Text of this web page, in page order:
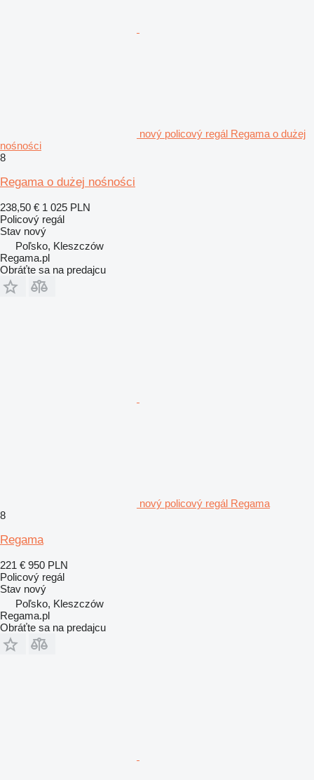
nový policový regál Regama o dużej
nośności
8
Regama o dużej nośności
238,50 € 1 025 PLN
Policový regál
Stav nový
Poľsko, Kleszczów
Regama.pl
Obráťte sa na predajcu
nový policový regál Regama
8
Regama
221 € 950 PLN
Policový regál
Stav nový
Poľsko, Kleszczów
Regama.pl
Obráťte sa na predajcu